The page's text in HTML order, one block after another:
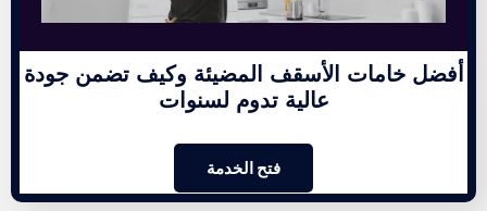
أفضل خامات الأسقف المضيئة وكيف تضمن جودة
عالية تدوم لسنوات
فتح الخدمة